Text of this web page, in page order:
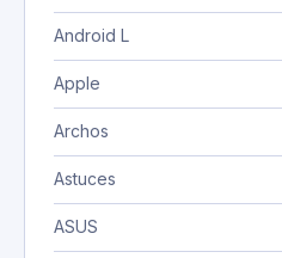
Android L
Apple
Archos
Astuces
ASUS